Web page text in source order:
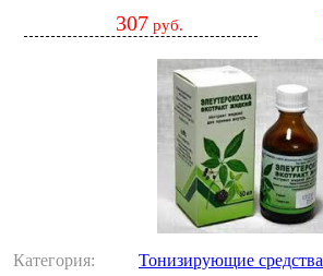
307 руб.
Категория:
Тонизирующие средства